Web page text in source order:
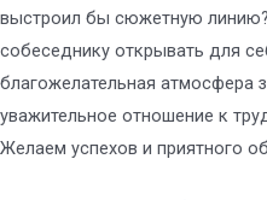
выстроил бы сюжетную
собеседнику открывать для
благожелательная атмосфера
уважительное отношение к
Желаем успехов и приятного